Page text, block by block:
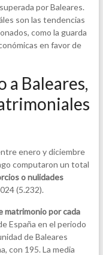
por Baleares.
son las tendencias
como la guarda
en favor de
a Baleares,
enero y diciembre
computaron un total
o nulidades
(5.232).
matrimonio por cada
España en el periodo
de Baleares
con 195. La media